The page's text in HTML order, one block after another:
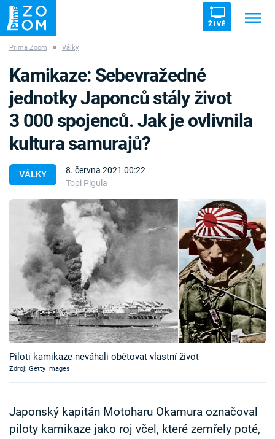
ŽIVĚ
ZÁHADY VETŘELCI DÁVNOVĚKU
Témata
Témata
Pořady
TV Program
Časopis
Sledujte prima+
Přihlášení
Prima Zoom ■ Války
VÁLKY
8. června 2021 00:22
Topi Pigula
Kamikaze: Sebevražedné
jednotky Japonců stály život
3 000 spojenců. Jak je ovlivnila
kultura samurajů?
Piloti kamikaze neváhali obětovat vlastní život
Zdroj: Getty Images
Japonský kapitán Motoharu Okamura označoval
piloty kamikaze jako roj včel, které zemřely poté,